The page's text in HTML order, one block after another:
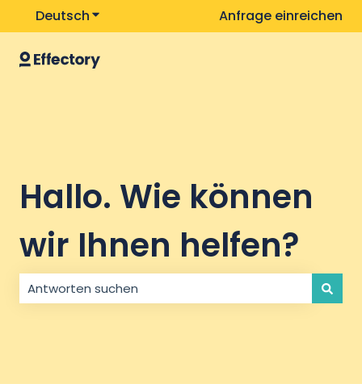
DeutschUntermenü für Übersetzungen anzeigen
Anfrage einreichen
Hallo. Wie können
wir Ihnen helfen?